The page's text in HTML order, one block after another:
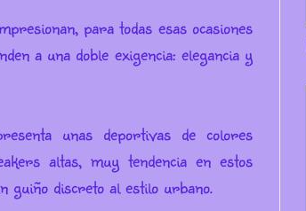
para todas esas ocasiones
a una doble exigencia: elegancia y
unas deportivas de colores
altas, muy tendencia en estos
guiño discreto al estilo urbano.